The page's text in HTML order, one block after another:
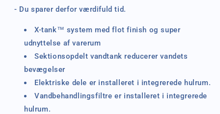
- Du sparer derfor værdifuld tid.
X-tank™ system med flot finish ogsuper
udnyttelse af varerum
Sektionsopdelt vandtank reducerer vandets
bevægelser
Elektriske dele er installeret i integrerede hulrum.
Vandbehandlingsfiltre er installeret i integrerede
hulrum.